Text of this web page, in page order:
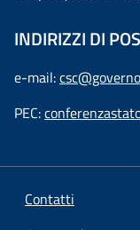
INDIRIZZI DI
e-mail:
PEC:
Contatti